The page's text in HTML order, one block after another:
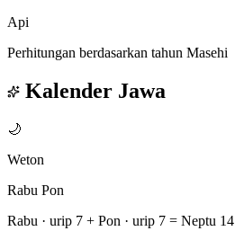
Api
Perhitungan berdasarkan tahun Masehi
Kalender Jawa
🌙
Weton
Rabu Pon
Rabu · urip 7 + Pon · urip 7 = Neptu 14